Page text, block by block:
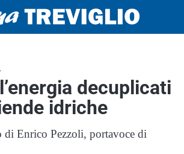
decuplicati
idriche
Enrico Pezzoli, portavoce di